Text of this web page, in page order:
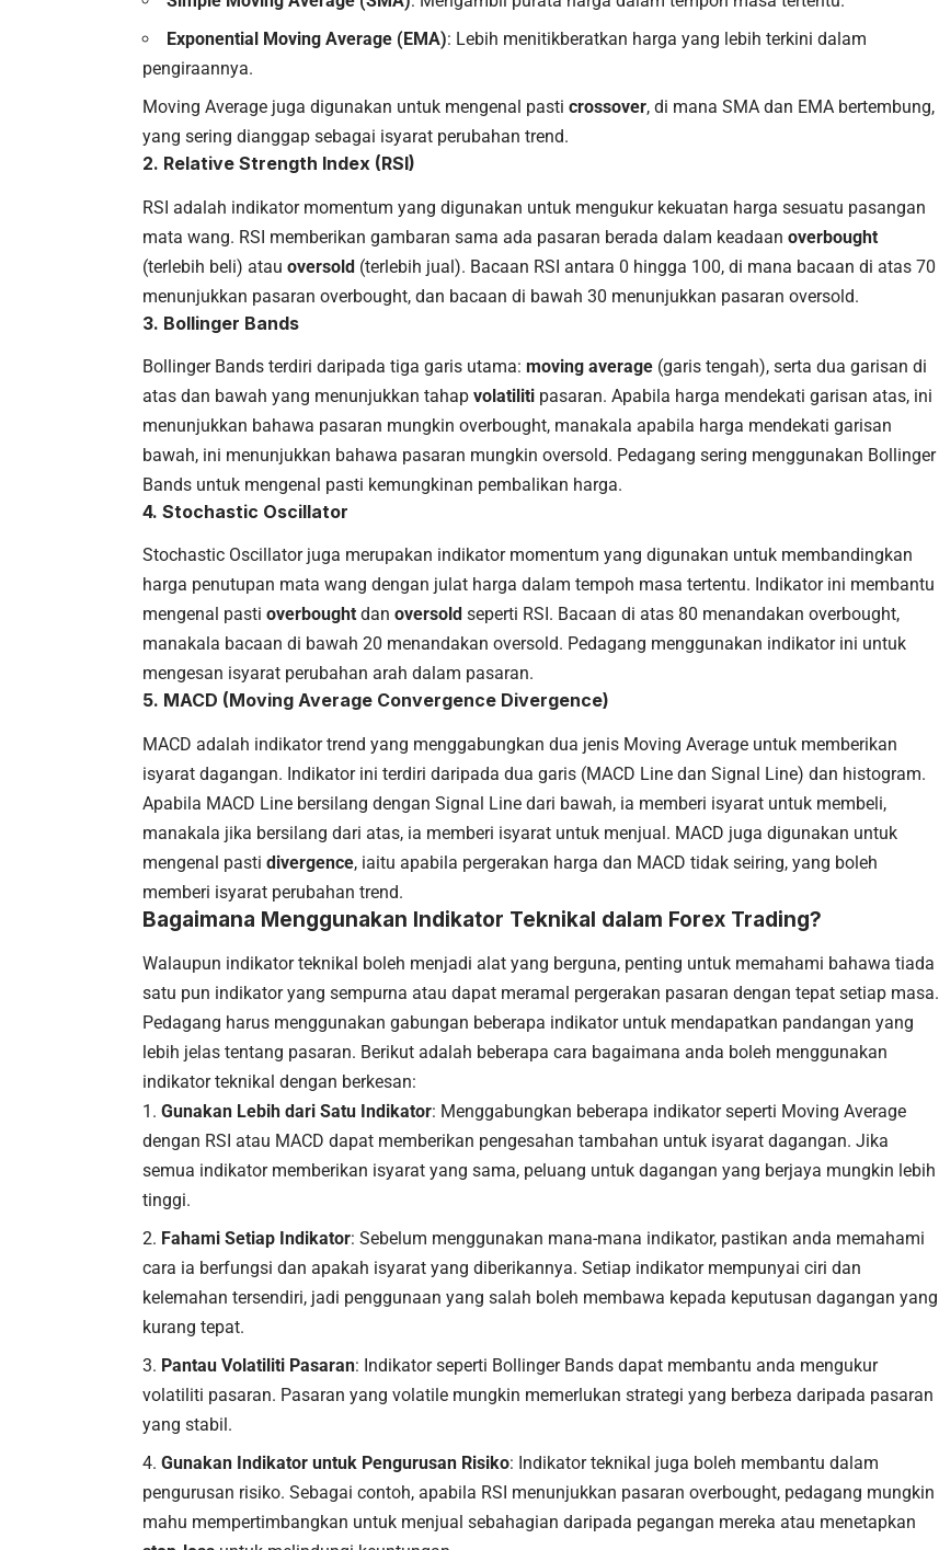
Exponential Moving Average (EMA): Lebih menitikberatkan harga yang lebih terkini dalam
pengiraannya.
Moving Average juga digunakan untuk mengenal pasti crossover, di mana SMA dan EMA bertembung,
yang sering dianggap sebagai isyarat perubahan trend.
2. Relative Strength Index (RSI)
RSI adalah indikator momentum yang digunakan untuk mengukur kekuatan harga sesuatu pasangan
mata wang. RSI memberikan gambaran sama ada pasaran berada dalam keadaan overbought
(terlebih beli) atau oversold (terlebih jual). Bacaan RSI antara 0 hingga 100, di mana bacaan di atas 70
menunjukkan pasaran overbought, dan bacaan di bawah 30 menunjukkan pasaran oversold.
3. Bollinger Bands
Bollinger Bands terdiri daripada tiga garis utama: moving average (garis tengah), serta dua garisan di
atas dan bawah yang menunjukkan tahap volatiliti pasaran. Apabila harga mendekati garisan atas, ini
menunjukkan bahawa pasaran mungkin overbought, manakala apabila harga mendekati garisan
bawah, ini menunjukkan bahawa pasaran mungkin oversold. Pedagang sering menggunakan Bollinger
Bands untuk mengenal pasti kemungkinan pembalikan harga.
4. Stochastic Oscillator
Stochastic Oscillator juga merupakan indikator momentum yang digunakan untuk membandingkan
harga penutupan mata wang dengan julat harga dalam tempoh masa tertentu. Indikator ini membantu
mengenal pasti overbought dan oversold seperti RSI. Bacaan di atas 80 menandakan overbought,
manakala bacaan di bawah 20 menandakan oversold. Pedagang menggunakan indikator ini untuk
mengesan isyarat perubahan arah dalam pasaran.
5. MACD (Moving Average Convergence Divergence)
MACD adalah indikator trend yang menggabungkan dua jenis Moving Average untuk memberikan
isyarat dagangan. Indikator ini terdiri daripada dua garis (MACD Line dan Signal Line) dan histogram.
Apabila MACD Line bersilang dengan Signal Line dari bawah, ia memberi isyarat untuk membeli,
manakala jika bersilang dari atas, ia memberi isyarat untuk menjual. MACD juga digunakan untuk
mengenal pasti divergence, iaitu apabila pergerakan harga dan MACD tidak seiring, yang boleh
memberi isyarat perubahan trend.
Bagaimana Menggunakan Indikator Teknikal dalam Forex Trading?
Walaupun indikator teknikal boleh menjadi alat yang berguna, penting untuk memahami bahawa tiada
satu pun indikator yang sempurna atau dapat meramal pergerakan pasaran dengan tepat setiap masa.
Pedagang harus menggunakan gabungan beberapa indikator untuk mendapatkan pandangan yang
lebih jelas tentang pasaran. Berikut adalah beberapa cara bagaimana anda boleh menggunakan
indikator teknikal dengan berkesan:
Gunakan Lebih dari Satu Indikator: Menggabungkan beberapa indikator seperti Moving Average
dengan RSI atau MACD dapat memberikan pengesahan tambahan untuk isyarat dagangan. Jika
semua indikator memberikan isyarat yang sama, peluang untuk dagangan yang berjaya mungkin lebih
tinggi.
Fahami Setiap Indikator: Sebelum menggunakan mana-mana indikator, pastikan anda memahami
cara ia berfungsi dan apakah isyarat yang diberikannya. Setiap indikator mempunyai ciri dan
kelemahan tersendiri, jadi penggunaan yang salah boleh membawa kepada keputusan dagangan yang
kurang tepat.
Pantau Volatiliti Pasaran: Indikator seperti Bollinger Bands dapat membantu anda mengukur
volatiliti pasaran. Pasaran yang volatile mungkin memerlukan strategi yang berbeza daripada pasaran
yang stabil.
Gunakan Indikator untuk Pengurusan Risiko: Indikator teknikal juga boleh membantu dalam
pengurusan risiko. Sebagai contoh, apabila RSI menunjukkan pasaran overbought, pedagang mungkin
mahu mempertimbangkan untuk menjual sebahagian daripada pegangan mereka atau menetapkan